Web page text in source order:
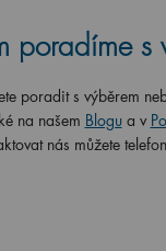
poradíme s
poradit s výběrem
na našem Blogu a v
nás můžete